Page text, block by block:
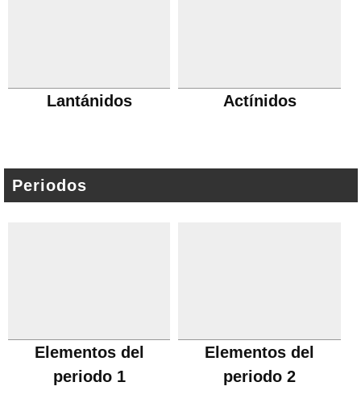
Lantánidos Actínidos
Periodos
Elementos del
periodo 1
Elementos del
periodo 2